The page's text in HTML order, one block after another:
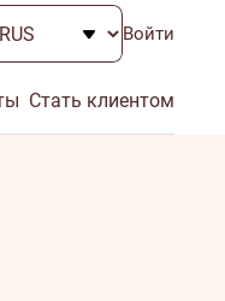
Войти
Стать клиентом